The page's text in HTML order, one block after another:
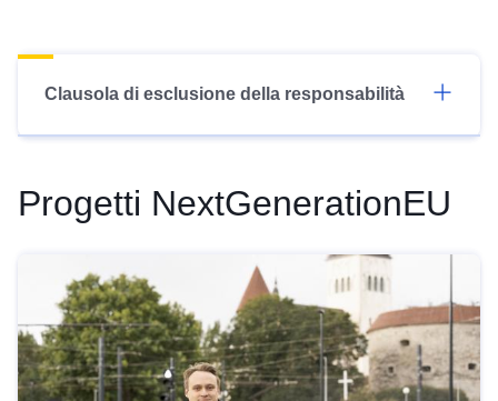
Clausola di esclusione della responsabilità
Progetti NextGenerationEU